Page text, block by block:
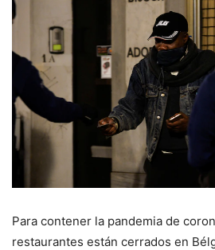
Para contener la pandemia de
restaurantes están cerrados en